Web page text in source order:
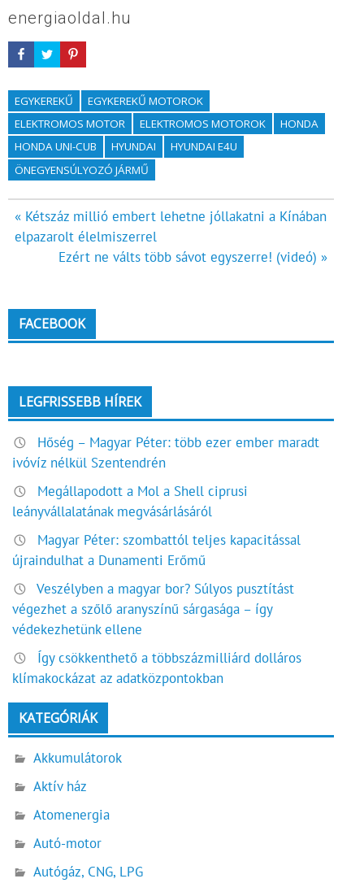
energiaoldal.hu
EGYKEREKŰ
EGYKEREKŰ MOTOROK
ELEKTROMOS MOTOR
ELEKTROMOS MOTOROK
HONDA
HONDA UNI-CUB
HYUNDAI
HYUNDAI E4U
ÖNEGYENSÚLYOZÓ JÁRMŰ
Bejegyzés
navigáció
« Kétszáz millió embert lehetne jóllakatni a Kínában
elpazarolt élelmiszerrel
Ezért ne válts több sávot egyszerre! (videó) »
FACEBOOK
LEGFRISSEBB HÍREK
Hőség – Magyar Péter: több ezer ember maradt
ivóvíz nélkül Szentendrén
Megállapodott a Mol a Shell ciprusi
leányvállalatának megvásárlásáról
Magyar Péter: szombattól teljes kapacitással
újraindulhat a Dunamenti Erőmű
Veszélyben a magyar bor? Súlyos pusztítást
végezhet a szőlő aranyszínű sárgasága – így
védekezhetünk ellene
Így csökkenthető a többszázmilliárd dolláros
klímakockázat az adatközpontokban
KATEGÓRIÁK
Akkumulátorok
Aktív ház
Atomenergia
Autó-motor
Autógáz, CNG, LPG